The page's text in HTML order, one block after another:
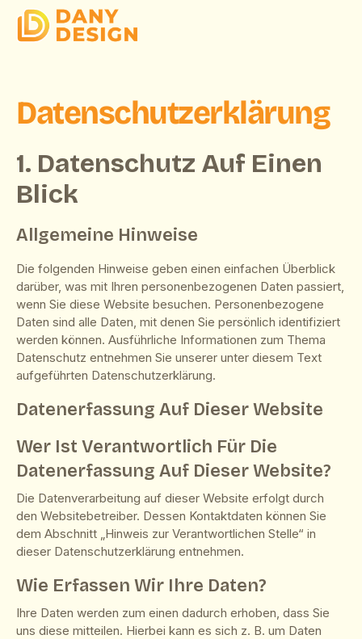
Datenschutz­erklärung
1. Datenschutz Auf Einen
Blick
Allgemeine Hinweise
Die folgenden Hinweise geben einen einfachen Überblick
darüber, was mit Ihren personenbezogenen Daten passiert,
wenn Sie diese Website besuchen. Personenbezogene
Daten sind alle Daten, mit denen Sie persönlich identifiziert
werden können. Ausführliche Informationen zum Thema
Datenschutz entnehmen Sie unserer unter diesem Text
aufgeführten Datenschutzerklärung.
Datenerfassung Auf Dieser Website
Wer Ist Verantwortlich Für Die
Datenerfassung Auf Dieser Website?
Die Datenverarbeitung auf dieser Website erfolgt durch
den Websitebetreiber. Dessen Kontaktdaten können Sie
dem Abschnitt „Hinweis zur Verantwortlichen Stelle“ in
dieser Datenschutzerklärung entnehmen.
Wie Erfassen Wir Ihre Daten?
Ihre Daten werden zum einen dadurch erhoben, dass Sie
uns diese mitteilen. Hierbei kann es sich z. B. um Daten